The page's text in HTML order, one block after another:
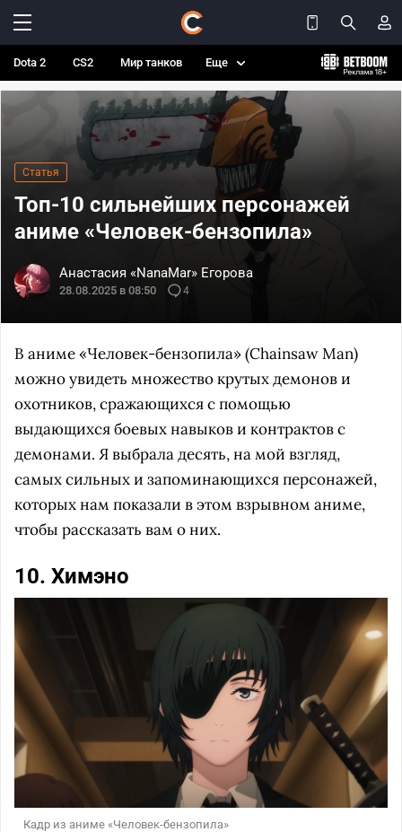
Dota 2 CS2 Мир танков Еще
Статья
Топ-10 сильнейших персонажей
аниме «Человек-бензопила»
Анастасия «NanaMar» Егорова
28.08.2025 в 08:50 4
В аниме «Человек-бензопила» (Chainsaw Man)
можно увидеть множество крутых демонов и
охотников, сражающихся с помощью
выдающихся боевых навыков и контрактов с
демонами. Я выбрала десять, на мой взгляд,
самых сильных и запоминающихся персонажей,
которых нам показали в этом взрывном аниме,
чтобы рассказать вам о них.
10. Химэно
Кадр из аниме «Человек-бензопила»